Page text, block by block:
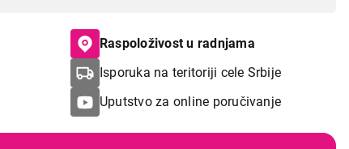
Raspoloživost u radnjama
Isporuka na teritoriji cele Srbije
Uputstvo za online poručivanje